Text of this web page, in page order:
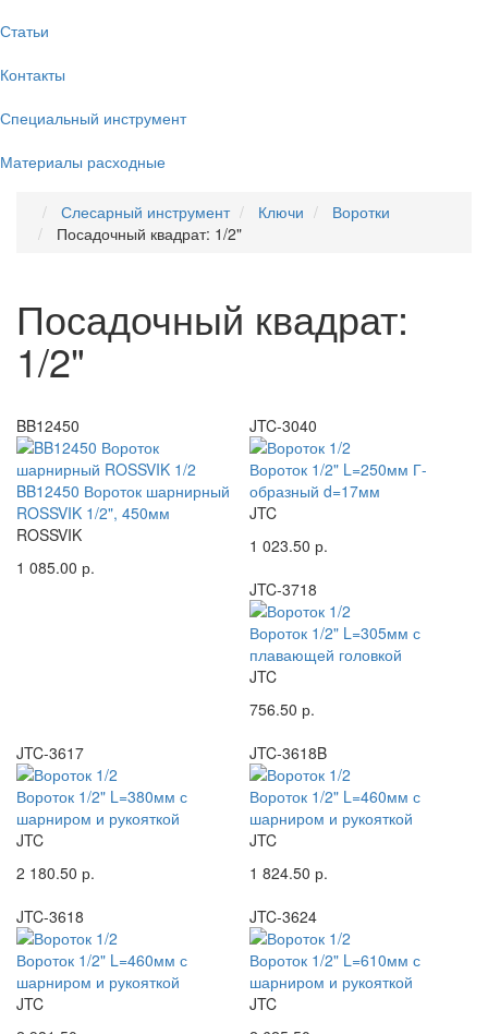
Статьи
Контакты
Специальный инструмент
Материалы расходные
Слесарный инструмент Ключи
Воротки
Посадочный квадрат: 1/2"
Посадочный квадрат:
1/2"
BB12450
BB12450 Вороток шарнирный
ROSSVIK 1/2", 450мм
ROSSVIK
1 085.00 р.
JTC-3040
Вороток 1/2" L=250мм Г-
образный d=17мм
JTC
1 023.50 р.
JTC-3718
Вороток 1/2" L=305мм с
плавающей головкой
JTC
756.50 р.
JTC-3617
Вороток 1/2" L=380мм с
шарниром и рукояткой
JTC
2 180.50 р.
JTC-3618B
Вороток 1/2" L=460мм с
шарниром и рукояткой
JTC
1 824.50 р.
JTC-3618
Вороток 1/2" L=460мм с
шарниром и рукояткой
JTC
JTC-3624
Вороток 1/2" L=610мм с
шарниром и рукояткой
JTC